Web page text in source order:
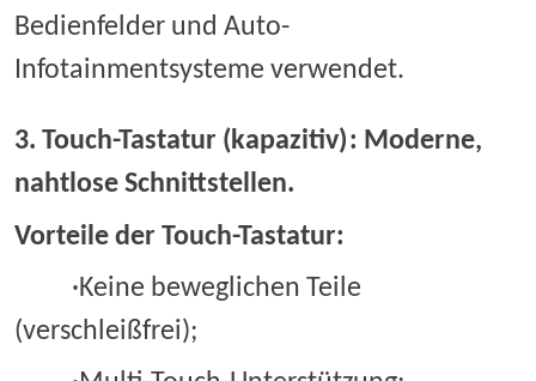
Bedienfelder und Auto-
Infotainmentsysteme verwendet.
3. Touch-Tastatur (kapazitiv): Moderne,
nahtlose Schnittstellen.
Vorteile der Touch-Tastatur:
·Keine beweglichen Teile
(verschleißfrei);